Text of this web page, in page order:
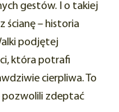
gestów. I o takiej
ścianę – historia
podjętej
która potrafi
cierpliwa. To
pozwolili zdeptać